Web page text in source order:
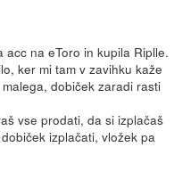
na eToro in kupila Riplle.
ker mi tam v zavihku kaže
dobiček zaradi rasti
vse prodati, da si izplačaš
izplačati, vložek pa